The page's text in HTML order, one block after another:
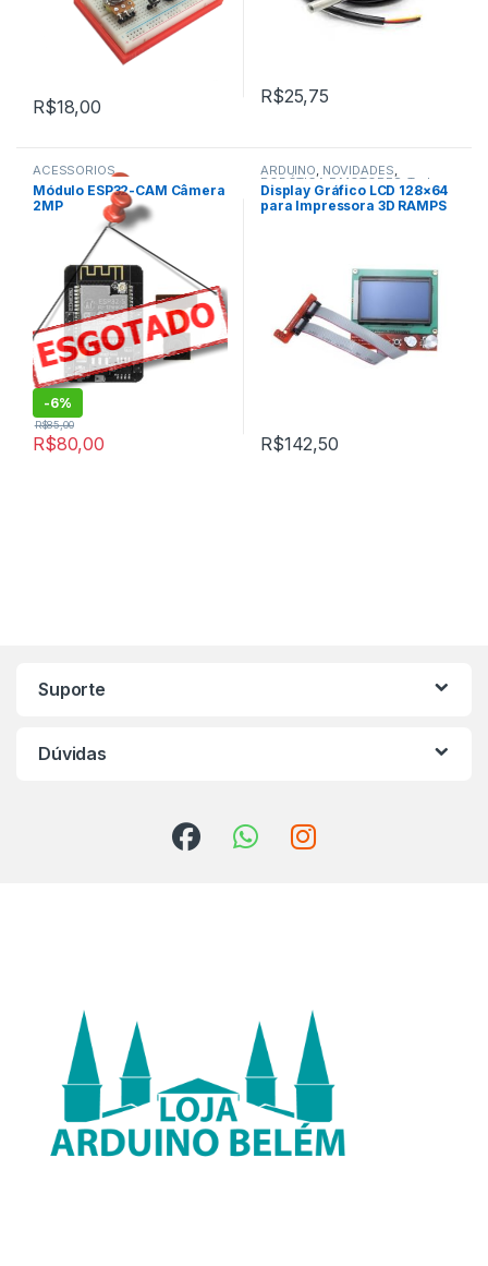
R$18,00
R$25,75
ACESSÓRIOS
,
ARDUINO
,
NOVIDADES
SENSORES E MÓDULOS
SOFTWARE
Módulo ESP32-CAM Câmera
2MP
-6%
R$80,00
R$85,00
ARDUINO, NOVIDADES,
ROBÓTICA E MOTORES,Todos
da Categoria
Display Gráfico LCD 128×64
para Impressora 3D RAMPS
R$142,50
Suporte
Dúvidas